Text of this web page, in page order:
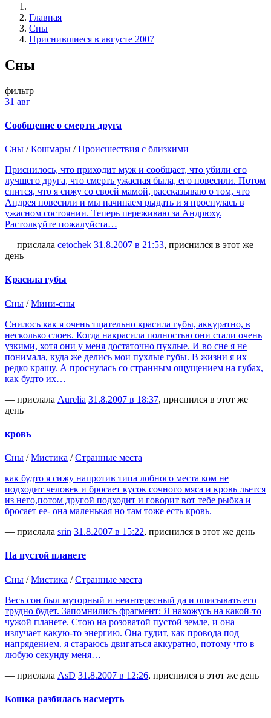
Главная
Сны
Приснившиеся в августе 2007
Сны
фильтр
31 авг
Сообщение о смерти друга
Сны /Кошмары /Происшествия с близкими
Приснилось, что приходит муж и сообщает, что убили его
лучшего друга, что смерть ужасная была, его повесили. Потом
снится, что я сижу со своей мамой, рассказываю о том, что
Андрея повесили и мы начинаем рыдать и я проснулась в
ужасном состоянии. Теперь переживаю за Андрюху.
Растолкуйте пожалуйста…
— прислала cetochek 31.8.2007 в 21:53, приснился в этот же
день
Красила губы
Сны /Мини-сны
Снилось как я очень тщательно красила губы, аккуратно, в
несколько слоев. Когда накрасила полностью они стали очень
узкими, хотя они у меня достаточно пухлые. И во сне я не
понимала, куда же делись мои пухлые губы. В жизни я их
редко крашу. А проснулась со странным ощущением на губах,
как будто их…
— прислала Aurelia 31.8.2007 в 18:37, приснился в этот же
день
кровь
Сны /Мистика /Странные места
как будто я сижу напротив типа лобного места ком не
подходит человек и бросает кусок сочного мяса и кровь льется
из него,потом другой подходит и говорит вот тебе рыбка и
бросает ее- она маленькая но там тоже есть кровь.
— прислала srin 31.8.2007 в 15:22, приснился в этот же день
На пустой планете
Сны /Мистика /Странные места
Весь сон был муторный и неинтересный да и описывать его
трудно будет. Запомнились фрагмент: Я нахожусь на какой-то
чужой планете. Стою на розоватой пустой земле, и она
излучает какую-то энергию. Она гудит, как провода под
напрядением. я стараюсь двигаться аккуратно, потому что в
любую секунду меня…
— прислала AsD 31.8.2007 в 12:26, приснился в этот же день
Кошка разбилась насмерть